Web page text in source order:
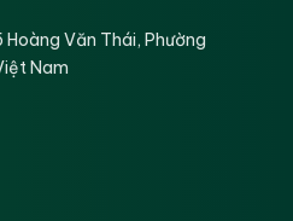
Hoàng Văn Thái, Phường
Nam